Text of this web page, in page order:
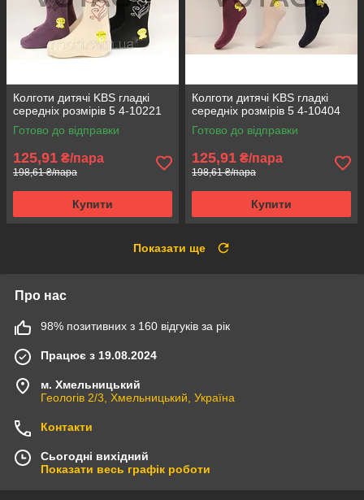
Колготи дитячі KBS гладкі
середніх розмірів 5 4-10221
Готово до відправки
125,91 ₴/пара
198,61 ₴/пара
Купити
Колготи дитячі KBS гладкі
середніх розмірів 5 4-10404
Готово до відправки
125,91 ₴/пара
198,61 ₴/пара
Купити
Показати ще
Про нас
98% позитивних з 160 відгуків за рік
Працює з 19.08.2024
м. Хмельницький
Геологів 2/3, Хмельницький, Україна
Контакти
Сьогодні вихідний
Показати весь графік роботи